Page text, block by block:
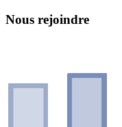
Nous rejoindre